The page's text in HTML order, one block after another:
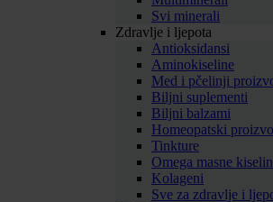
Svi minerali
Zdravlje i ljepota
Antioksidansi
Aminokiseline
Med i pčelinji
Biljni suplementi
Biljni balzami
Homeopatski
Tinkture
Omega masne
Kolageni
Sve za zdravlje i